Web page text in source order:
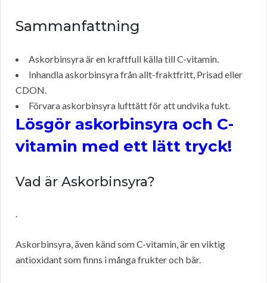
Sammanfattning
Askorbinsyra är en kraftfull källa till C-vitamin.
Inhandla askorbinsyra från allt-fraktfritt, Prisad eller
CDON.
Förvara askorbinsyra lufttätt för att undvika fukt.
Lösgör askorbinsyra och C-
vitamin med ett lätt tryck!
Vad är Askorbinsyra?
.
Askorbinsyra, även känd som C-vitamin, är en viktig
antioxidant som finns i många frukter och bär.